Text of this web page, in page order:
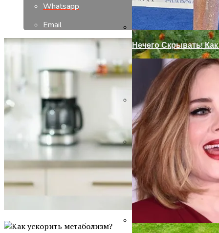
Замки С Ручкой Для
Декор Для Участка
Нечего Скрывать!
Whatsapp
Email